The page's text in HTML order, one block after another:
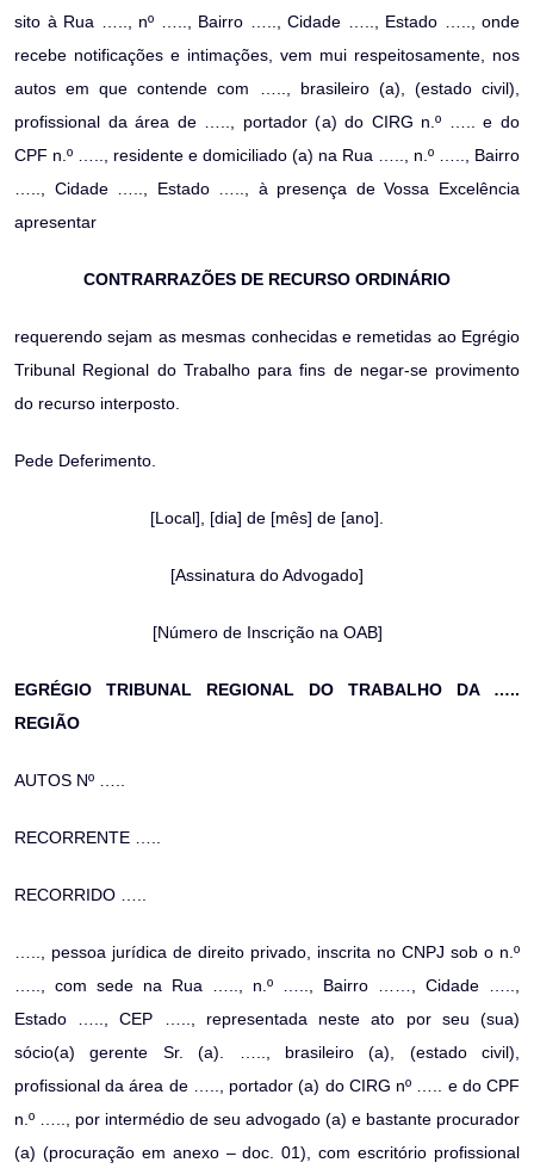
sito à Rua ….., nº ….., Bairro ….., Cidade ….., Estado ….., onde
recebe notificações e intimações, vem mui respeitosamente, nos
autos em que contende com ….., brasileiro (a), (estado civil),
profissional da área de ….., portador (a) do CIRG n.º ….. e do
CPF n.º ….., residente e domiciliado (a) na Rua ….., n.º ….., Bairro
….., Cidade ….., Estado ….., à presença de Vossa Excelência
apresentar
CONTRARRAZÕES DE RECURSO ORDINÁRIO
requerendo sejam as mesmas conhecidas e remetidas ao Egrégio
Tribunal Regional do Trabalho para fins de negar-se provimento
do recurso interposto.
Pede Deferimento.
[Local], [dia] de [mês] de [ano].
[Assinatura do Advogado]
[Número de Inscrição na OAB]
EGRÉGIO TRIBUNAL REGIONAL DO TRABALHO DA …..
REGIÃO
AUTOS Nº …..
RECORRENTE …..
RECORRIDO …..
….., pessoa jurídica de direito privado, inscrita no CNPJ sob o n.º
….., com sede na Rua ….., n.º ….., Bairro ……, Cidade …..,
Estado ….., CEP ….., representada neste ato por seu (sua)
sócio(a) gerente Sr. (a). ….., brasileiro (a), (estado civil),
profissional da área de ….., portador (a) do CIRG nº ….. e do CPF
n.º ….., por intermédio de seu advogado (a) e bastante procurador
(a) (procuração em anexo – doc. 01), com escritório profissional